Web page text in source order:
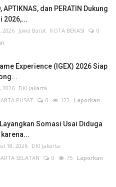
APTIKNAS, dan PERATIN Dukung
2026,...
2026 Jawa Barat KOTA BEKASI
0
Experience (IGEX) 2026 Siap
2026 DKI Jakarta
PUSAT
0 122 Laporkan
Somasi Usai Diduga
18, 2026 DKI Jakarta
SELATAN
0 75 Laporkan